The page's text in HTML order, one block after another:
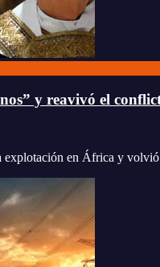
y reavivó el
explotación en África y